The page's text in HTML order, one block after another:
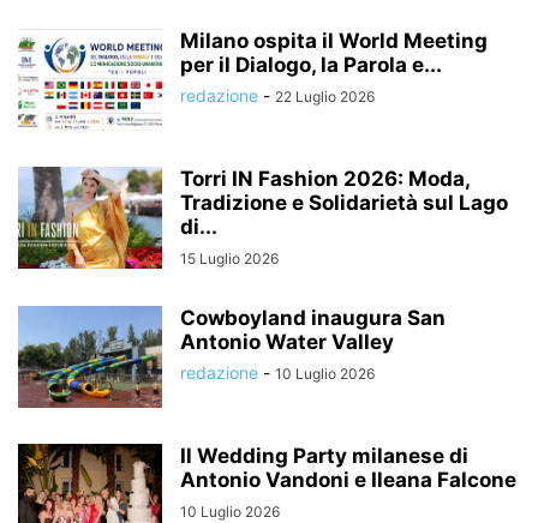
Milano ospita il World Meeting
per il Dialogo, la Parola e...
redazione - 22 Luglio 2026
Torri IN Fashion 2026: Moda,
Tradizione e Solidarietà sul Lago
di...
15 Luglio 2026
Cowboyland inaugura San
Antonio Water Valley
redazione - 10 Luglio 2026
Il Wedding Party milanese di
Antonio Vandoni e Ileana Falcone
10 Luglio 2026